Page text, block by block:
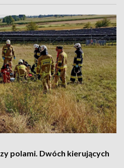
polami. Dwóch kierujących